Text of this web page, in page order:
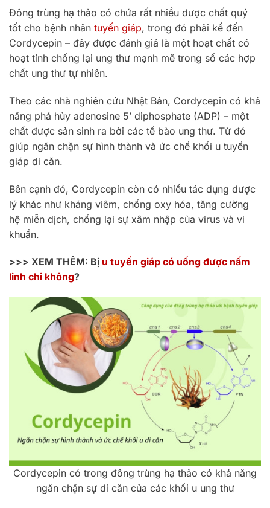
Đông trùng hạ thảo có chứa rất nhiều dược chất quý
tốt cho bệnh nhân tuyến giáp, trong đó phải kể đến
Cordycepin – đây được đánh giá là một hoạt chất có
hoạt tính chống lại ung thư mạnh mẽ trong số các hợp
chất ung thư tự nhiên.
Theo các nhà nghiên cứu Nhật Bản, Cordycepin có khả
năng phá hủy adenosine 5’ diphosphate (ADP) – một
chất được sản sinh ra bởi các tế bào ung thư. Từ đó
giúp ngăn chặn sự hình thành và ức chế khối u tuyến
giáp di căn.
Bên cạnh đó, Cordycepin còn có nhiều tác dụng dược
lý khác như kháng viêm, chống oxy hóa, tăng cường
hệ miễn dịch, chống lại sự xâm nhập của virus và vi
khuẩn.
>>> XEM THÊM: Bị u tuyến giáp có uống được nấm
linh chi không?
Cordycepin có trong đông trùng hạ thảo có khả năng
ngăn chặn sự di căn của các khối u ung thư